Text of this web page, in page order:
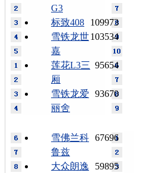
G3
109973
标致408
103534
雪铁龙世
嘉
95654
莲花L3三
厢
93670
雪铁龙爱
丽舍
67696
雪佛兰科
鲁兹
59895
大众朗逸